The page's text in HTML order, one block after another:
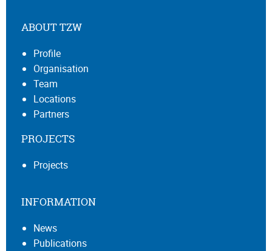
ABOUT TZW
Profile
Organisation
Team
Locations
Partners
PROJECTS
Projects
INFORMATION
News
Publications